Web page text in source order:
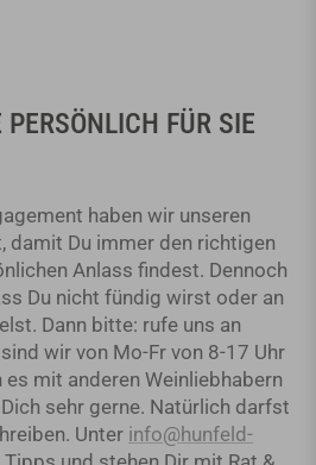
FÜR SIE
haben wir unseren
damit Du immer den richtigen
Anlass findest. Dennoch
Du nicht fündig wirst oder an
Dann bitte: rufe uns an
wir von Mo-Fr von 8-17 Uhr
mit anderen Weinliebhabern
sehr gerne. Natürlich darfst
Unter info@hunfeld-